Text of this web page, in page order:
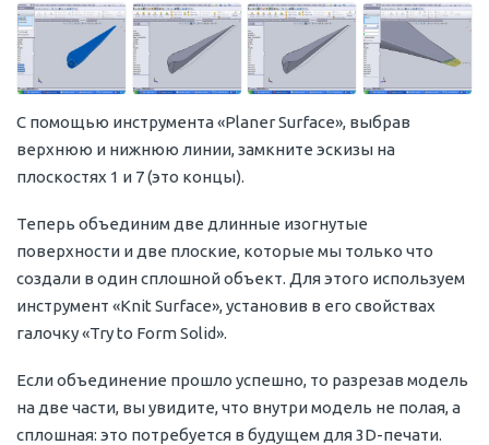
С помощью инструмента «Planer Surface», выбрав
верхнюю и нижнюю линии, замкните эскизы на
плоскостях 1 и 7 (это концы).
Теперь объединим две длинные изогнутые
поверхности и две плоские, которые мы только что
создали в один сплошной объект. Для этого используем
инструмент «Knit Surface», установив в его свойствах
галочку «Try to Form Solid».
Если объединение прошло успешно, то разрезав модель
на две части, вы увидите, что внутри модель не полая, а
сплошная: это потребуется в будущем для 3D-печати.